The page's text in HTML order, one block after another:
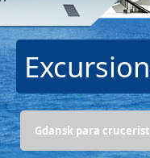
Gdansk para